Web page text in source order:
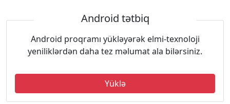
Android tətbiq
Android proqramı yükləyərək elmi-texnoloji
yeniliklərdən daha tez məlumat ala bilərsiniz.
Yüklə